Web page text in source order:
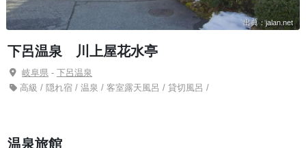
出典：jalan.net
下呂温泉 川上屋花水亭
岐阜県- 下呂温泉
高級 / 隠れ宿 / 温泉 / 客室露天風呂 / 貸切風呂 /
温泉旅館